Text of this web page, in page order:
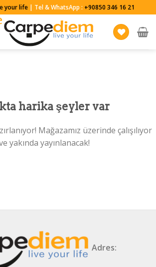
your life| Tel & WhatsApp : +90850 346 16 21
harika şeyler var
Mağazamız üzerinde çalışılıyor
yakında yayınlanacak!
Adres: